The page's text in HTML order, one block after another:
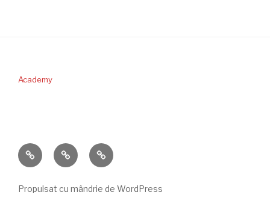
Academy
PERICOPA
SĂPTĂMÂNII
DONAŢIICONTACT
Propulsat cu mândrie de WordPress